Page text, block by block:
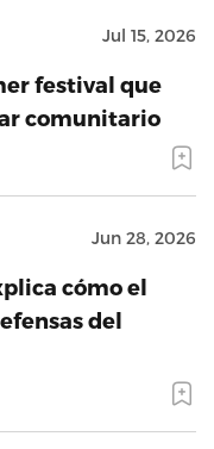
Jul 15, 2026
festival que
comunitario
Jun 28, 2026
cómo el
del